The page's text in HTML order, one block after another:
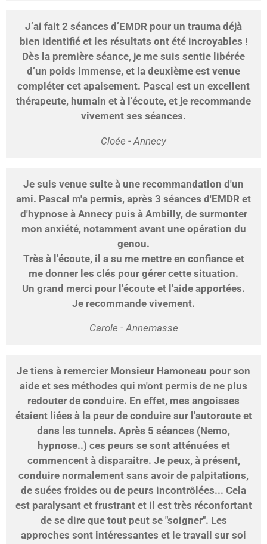
J’ai fait 2 séances d’EMDR pour un trauma déjà
bien identifié et les résultats ont été incroyables !
Dès la première séance, je me suis sentie libérée
d’un poids immense, et la deuxième est venue
compléter cet apaisement. Pascal est un excellent
thérapeute, humain et à l’écoute, et je recommande
vivement ses séances.
Cloée - Annecy
Je suis venue suite à une recommandation d'un
ami. Pascal m'a permis, après 3 séances d'EMDR et
d'hypnose à Annecy puis à Ambilly, de surmonter
mon anxiété, notamment avant une opération du
genou.
Très à l'écoute, il a su me mettre en confiance et
me donner les clés pour gérer cette situation.
Un grand merci pour l'écoute et l'aide apportées.
Je recommande vivement.
Carole - Annemasse
Je tiens à remercier Monsieur Hamoneau pour son
aide et ses méthodes qui m'ont permis de ne plus
redouter de conduire. En effet, mes angoisses
étaient liées à la peur de conduire sur l'autoroute et
dans les tunnels. Après 5 séances (Nemo,
hypnose..) ces peurs se sont atténuées et
commencent à disparaitre. Je peux, à présent,
conduire normalement sans avoir de palpitations,
de suées froides ou de peurs incontrôlées... Cela
est paralysant et frustrant et il est très réconfortant
de se dire que tout peut se "soigner". Les
approches sont intéressantes et le travail sur soi